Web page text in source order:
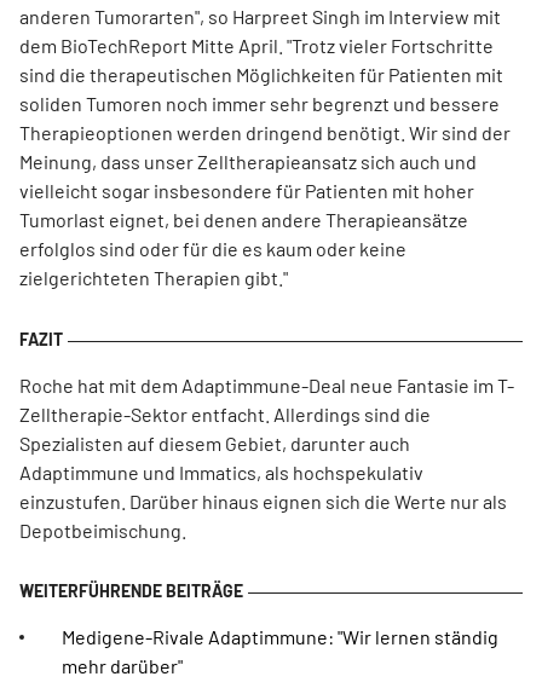
anderen Tumorarten", so Harpreet Singh im Interview mit
dem BioTechReport Mitte April. "Trotz vieler Fortschritte
sind die therapeutischen Möglichkeiten für Patienten mit
soliden Tumoren noch immer sehr begrenzt und bessere
Therapieoptionen werden dringend benötigt. Wir sind der
Meinung, dass unser Zelltherapieansatz sich auch und
vielleicht sogar insbesondere für Patienten mit hoher
Tumorlast eignet, bei denen andere Therapieansätze
erfolglos sind oder für die es kaum oder keine
zielgerichteten Therapien gibt."
Roche hat mit dem Adaptimmune-Deal neue Fantasie im T-
Zelltherapie-Sektor entfacht. Allerdings sind die
Spezialisten auf diesem Gebiet, darunter auch
Adaptimmune und Immatics, als hochspekulativ
einzustufen. Darüber hinaus eignen sich die Werte nur als
Depotbeimischung.
Medigene-Rivale Adaptimmune: "Wir lernen ständig
mehr darüber"